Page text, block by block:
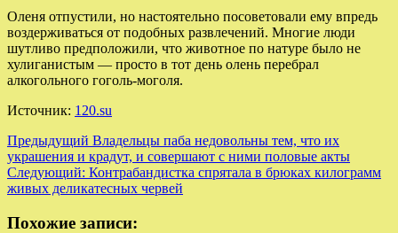
Оленя отпустили, но настоятельно посоветовали ему впредь
воздерживаться от подобных развлечений. Многие люди
шутливо предположили, что животное по натуре было не
хулиганистым — просто в тот день олень перебрал
алкогольного гоголь-моголя.
Источник: 120.su
Навигация
записи
Предыдущий Владельцы паба недовольны тем, что их
украшения и крадут, и совершают с ними половые акты
Следующий: Контрабандистка спрятала в брюках килограмм
живых деликатесных червей
Похожие записи: